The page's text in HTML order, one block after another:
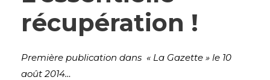
récupération !
Première publication dans « La Gazette » le 10
août 2014…